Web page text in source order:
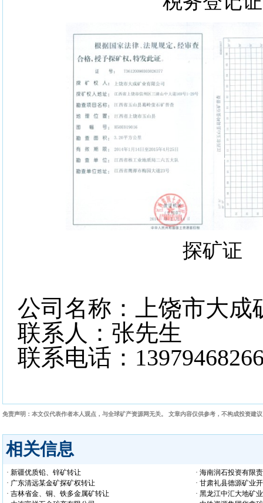
探矿证
公司名称：上饶市大成
联系人：张先生
联系电话：
免责声明：本文仅代表作者本人观点，与全球矿产资源网无关。 文章内容仅供参考，不构成投资建
相关信息
· 新疆优质铅、锌矿转让
· 海南润石投资有限
· 广东清远某金矿探矿权转让
· 甘肃礼县德源矿业
· 吉林省金、铜、铁多金属矿转让
· 黑龙江中汇大地矿